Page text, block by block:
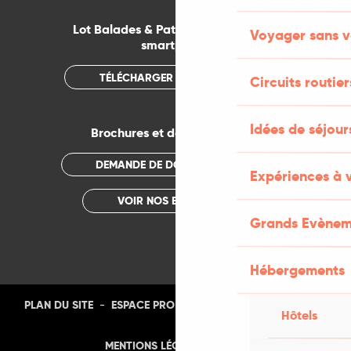
Voyager sans
Circuits
Idées de
Expériences à
Grands
Hébergements
Hôtels
Lot Balades & Patrimoines sur votre
smartphone
TÉLÉCHARGER L'APPLICATION
Brochures et documentations
DEMANDE DE DOCUMENTATION
VOIR NOS BROCHURES
PLAN DU SITE - ESPACE PRO
MENTIONS LÉGALES